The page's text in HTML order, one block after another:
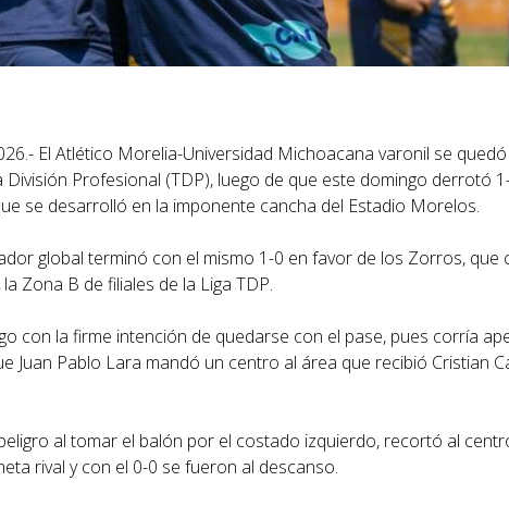
El Atlético Morelia-Universidad Michoacana varonil se
División Profesional (TDP), luego de que este domingo derrotó
se desarrolló en la imponente cancha del Estadio Morelos.
global terminó con el mismo 1-0 en favor de los Zorros, que
Zona B de filiales de la Liga TDP.
con la firme intención de quedarse con el pase, pues corría
Juan Pablo Lara mandó un centro al área que recibió Cristian
al tomar el balón por el costado izquierdo, recortó al
rival y con el 0-0 se fueron al descanso.